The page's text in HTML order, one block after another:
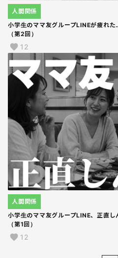
小学生のママ友グループLINEが疲れ
（第2回）
人間関係
12
小学生のママ友グループLINE、正直
（第1回）
人間関係
12